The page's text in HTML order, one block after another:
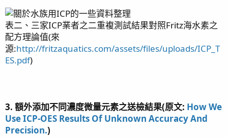
表二、三家ICP業者之二重複測試結果對照Fritz海水素之
配方理論值(來
源:http://fritzaquatics.com/assets/files/uploads/ICP_T
ES.pdf)
3. 額外添加不同濃度微量元素之送檢結果(原文: How We
Use ICP-OES Results Of Unknown Accuracy And
Precision.)